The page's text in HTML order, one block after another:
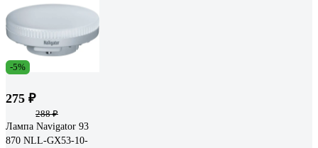
-5%
275 ₽
288 ₽
Лампа Navigator 93
870 NLL-GX53-10-